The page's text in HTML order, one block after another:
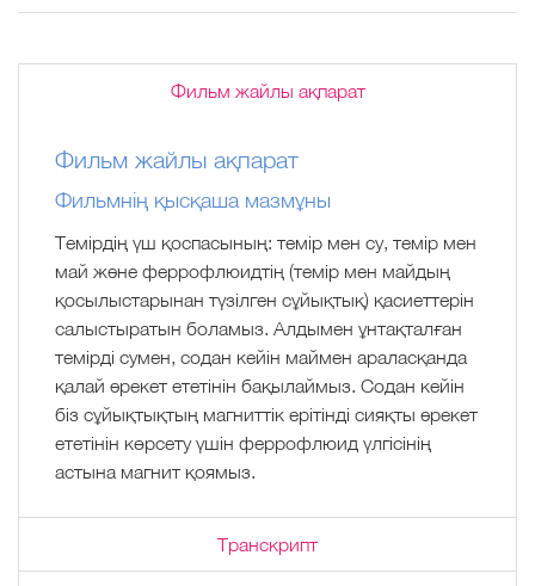
Фильм жайлы ақпарат
Фильм жайлы ақпарат
Фильмнің қысқаша мазмұны
Темірдің үш қоспасының: темір мен су, темір мен
май және феррофлюидтің (темір мен майдың
қосылыстарынан түзілген сұйықтық) қасиеттерін
салыстыратын боламыз. Алдымен ұнтақталған
темірді сумен, содан кейін маймен араласқанда
қалай әрекет ететінін бақылаймыз. Содан кейін
біз сұйықтықтың магниттік ерітінді сияқты әрекет
ететінін көрсету үшін феррофлюид үлгісінің
астына магнит қоямыз.
Транскрипт